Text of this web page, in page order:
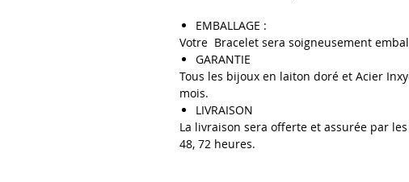
EMBALLAGE :
Votre Bracelet sera soigneusement
GARANTIE
Tous les bijoux en laiton doré et Acier
mois.
LIVRAISON
La livraison sera offerte et assurée par
48, 72 heures.